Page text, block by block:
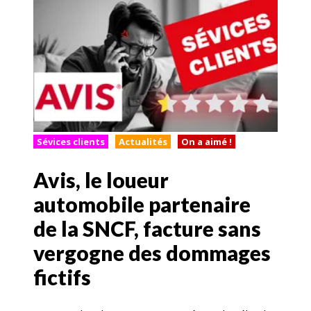
Sévices clients Actualités On a aimé !
Avis, le loueur
automobile partenaire
de la SNCF, facture sans
vergogne des dommages
fictifs